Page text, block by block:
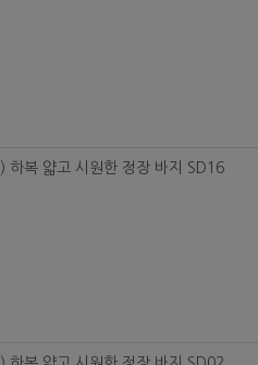
하복 얇고 시원한 정장 바지 SD16